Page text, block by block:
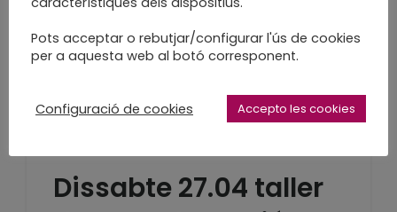
d’enquadernació
Punt de trau
Dissabte 27.04 taller
Pots acceptar o rebutjar/configurar l'ús de cookies
per a aquesta web al botó corresponent.
Configuració de cookies Accepto les cookies